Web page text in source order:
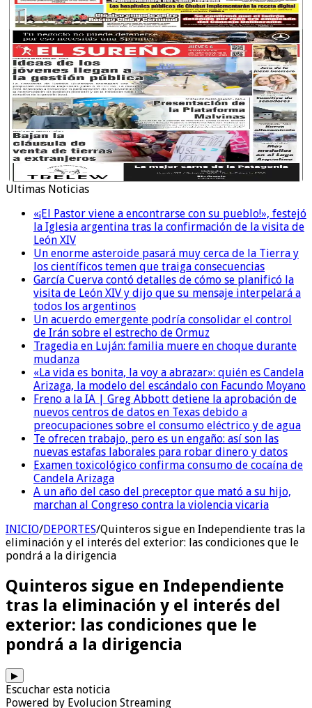
Ultimas Noticias
«¡El Pastor viene a encontrarse con su pueblo!», festejó
la Iglesia argentina tras la confirmación de la visita de
León XIV
Un enorme asteroide pasará muy cerca de la Tierra y
los científicos temen que traiga consecuencias
García Cuerva contó detalles de cómo se planificó la
visita de León XIV y dijo que su mensaje interpelará a
todos los argentinos
Un acuerdo emergente podría consolidar el control
de Irán sobre el estrecho de Ormuz
Tragedia en Luján: familia muere en choque durante
mudanza
«La vida es bonita, la voy a abrazar»: quién es Candela
Arizaga, la modelo del escándalo con Facundo Moyano
Freno a la IA | Greg Abbott detiene la aprobación de
nuevos centros de datos en Texas debido a
preocupaciones sobre el consumo eléctrico y de agua
Te ofrecen trabajo, pero es un engaño: así son las
nuevas estafas laborales para robar dinero y datos
Examen toxicológico confirma consumo de cocaína de
Candela Arizaga
A un año del caso del preceptor que mató a su hijo,
marchan al Congreso contra la violencia vicaria
INICIO/DEPORTES/Quinteros sigue en Independiente tras la
eliminación y el interés del exterior: las condiciones que le
pondrá a la dirigencia
Quinteros sigue en Independiente
tras la eliminación y el interés del
exterior: las condiciones que le
pondrá a la dirigencia
▶
Escuchar esta noticia
Powered by Evolucion Streaming